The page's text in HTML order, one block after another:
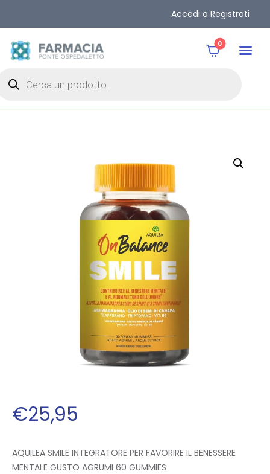
Accedi o Registrati
0
€25,95
AQUILEA SMILE INTEGRATORE PER FAVORIRE IL BENESSERE
MENTALE GUSTO AGRUMI 60 GUMMIES